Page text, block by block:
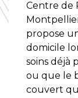
Centre de
propose
domicile
soins déjà
ou que le
couvert